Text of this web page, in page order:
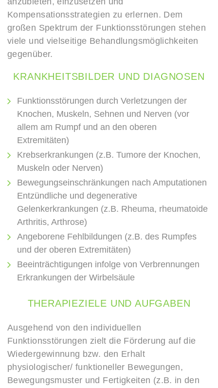
Kompensationsstrategien zu erlernen. Dem
großen Spektrum der Funktionsstörungen stehen
viele und vielseitige Behandlungsmöglichkeiten
gegenüber.
KRANKHEITSBILDER UND DIAGNOSEN
Funktionsstörungen durch Verletzungen der
Knochen, Muskeln, Sehnen und Nerven (vor
allem am Rumpf und an den oberen
Extremitäten)
Krebserkrankungen (z.B. Tumore der Knochen,
Muskeln oder Nerven)
Bewegungseinschränkungen nach Amputationen
Entzündliche und degenerative
Gelenkerkrankungen (z.B. Rheuma, rheumatoide
Arthritis, Arthrose)
Angeborene Fehlbildungen (z.B. des Rumpfes
und der oberen Extremitäten)
Beeinträchtigungen infolge von Verbrennungen
Erkrankungen der Wirbelsäule
THERAPIEZIELE UND AUFGABEN
Ausgehend von den individuellen
Funktionsstörungen zielt die Förderung auf die
Wiedergewinnung bzw. den Erhalt
physiologischer/ funktioneller Bewegungen,
Bewegungsmuster und Fertigkeiten (z.B. in den